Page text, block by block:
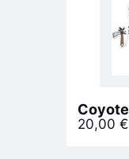
Coyote
20,00 €